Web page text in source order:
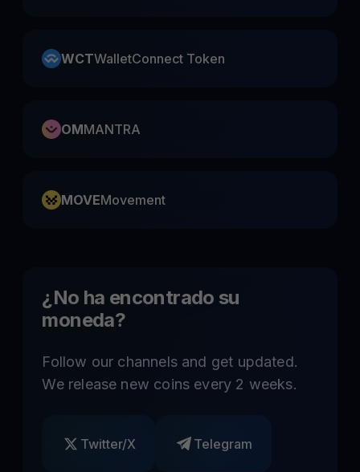
WCTWalletConnect Token
OMMANTRA
MOVEMovement
¿No ha encontrado su
moneda?
Follow our channels and get updated.
We release new coins every 2 weeks.
Twitter/X Telegram